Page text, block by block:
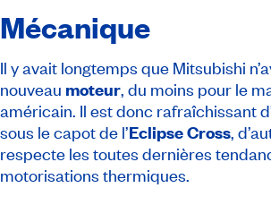
Mécanique
Il y avait longtemps que Mitsubishi
nouveau moteur, du moins pour le
américain. Il est donc rafraîchissant
sous le capot de l’Eclipse Cross,
respecte les toutes dernières
motorisations thermiques.